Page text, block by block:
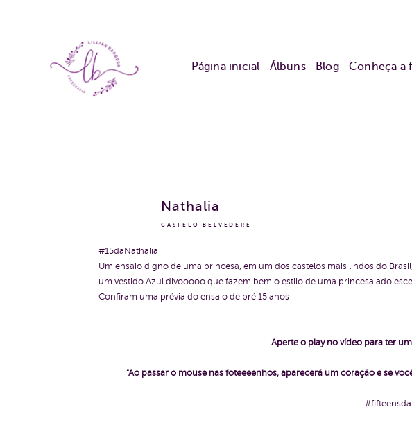
Página inicial Álbuns Blog Conheça a
CASTELO BELVEDERE
Nathalia
#15daNathalia
Um ensaio digno de uma princesa, em um dos castelos mais lindos do
um vestido Azul divooooo que fazem bem o estilo de uma princesa
Confiram uma prévia do ensaio de pré 15 anos
Aperte o play no vídeo para ter
"Ao passar o mouse nas foteeeenhos, aparecerá um coração e se